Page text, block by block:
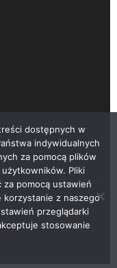
dostępnych w
indywidualnych
za pomocą plików
Pliki
pomocą ustawień
z naszego
przeglądarki
stosowanie